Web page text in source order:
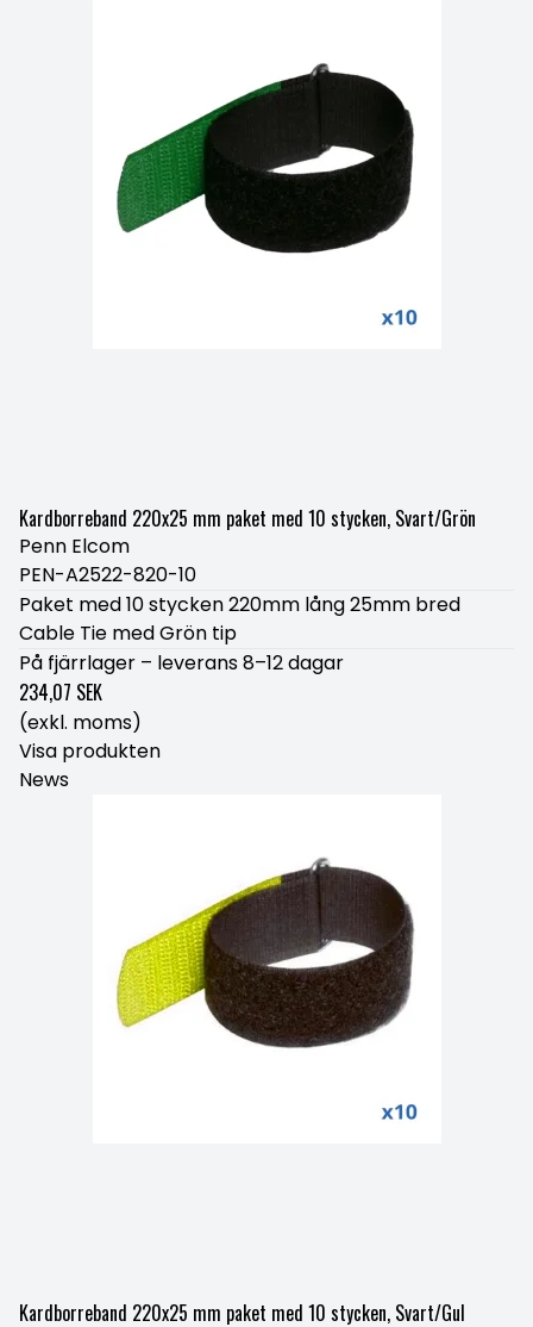
Kardborreband 220x25 mm paket med 10 stycken, Svart/Grön
Penn Elcom
PEN-A2522-820-10
Paket med 10 stycken 220mm lång 25mm bred
Cable Tie med Grön tip
På fjärrlager – leverans 8–12 dagar
234,07 SEK
(exkl. moms)
Visa produkten
News
Kardborreband 220x25 mm paket med 10 stycken, Svart/Gul